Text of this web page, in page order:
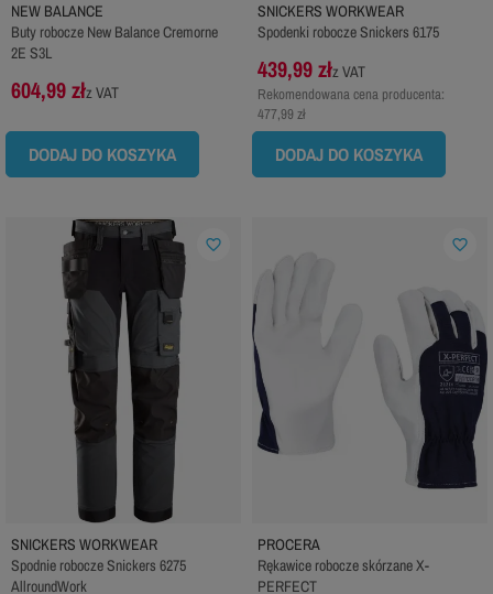
NEW BALANCE
Buty robocze New Balance Cremorne
2E S3L
604,99 złz VAT
DODAJ DO KOSZYKA
SNICKERS WORKWEAR
Spodenki robocze Snickers 6175
439,99 złz VAT
Rekomendowana cena producenta:
477,99 zł
DODAJ DO KOSZYKA
SNICKERS WORKWEAR
Spodnie robocze Snickers 6275
AllroundWork
favorite_border
PROCERA
Rękawice robocze skórzane X-
PERFECT
favorite_border